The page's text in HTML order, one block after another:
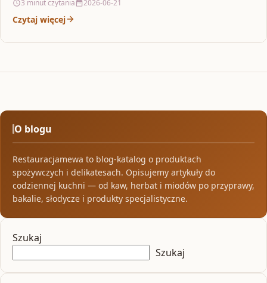
3 minut czytania 2026-06-21
Czytaj więcej
O blogu
Restauracjamewa to blog-katalog o produktach
spożywczych i delikatesach. Opisujemy artykuły do
codziennej kuchni — od kaw, herbat i miodów po przyprawy,
bakalie, słodycze i produkty specjalistyczne.
Szukaj
Szukaj